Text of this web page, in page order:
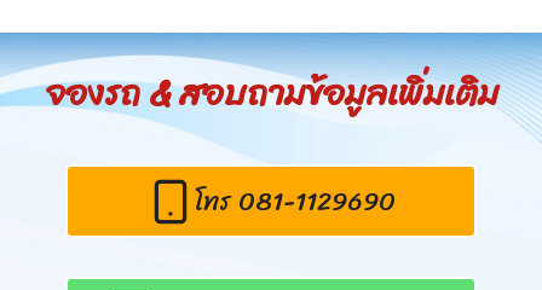
จองรถ & สอบถามข้อมูลเพิ่มเติม
โทร 081-1129690